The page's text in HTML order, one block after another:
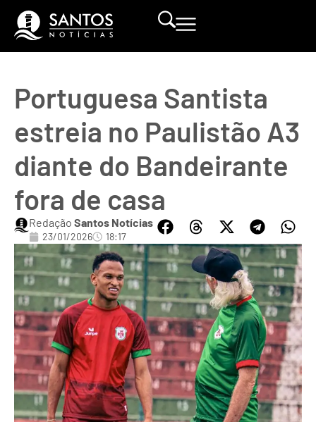
Portuguesa Santista
estreia no Paulistão A3
diante do Bandeirante
fora de casa
Redação Santos Notícias
23/01/2026 18:17